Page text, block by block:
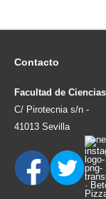
Contacto
Facultad de
C/ Pirotecnia s/n -
41013 Sevilla